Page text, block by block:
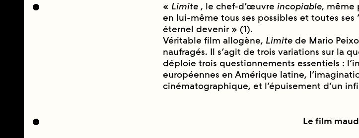
« Limite, le chef-d’œuvre incopiable, même
en lui-même tous ses possibles et toutes
éternel devenir » (1).
Véritable film allogène, Limitede Mario
naufragés. Il s’agit de trois variations sur la
déploie trois questionnements essentiels :
européennes en Amérique latine,
cinématographique, et l’épuisement d’un
Le film